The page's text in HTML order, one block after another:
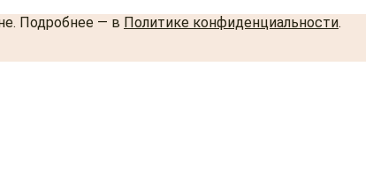
Подробнее — в Политике конфиденциальности.